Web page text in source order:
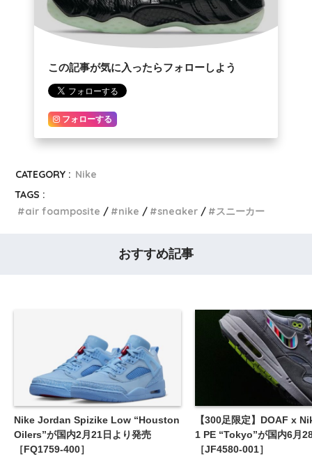
この記事が気に入ったらフォローしよう
フォローする
CATEGORY : Nike
TAGS :
air foamposite
nike sneaker スニーカー
おすすめ記事
Nike Jordan Spizike Low “Houston
Oilers”が国内2月21日より発売
［FQ1759-400］
【300足限定】DOAF x
1 PE “Tokyo”が国内6月
［JF4580-001］